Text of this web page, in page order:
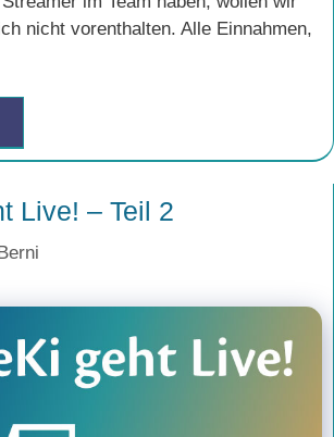
nicht vorenthalten. Alle Einnahmen,
Live! – Teil 2